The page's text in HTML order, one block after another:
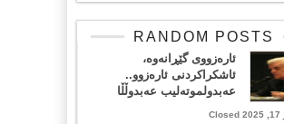
RANDOM POSTS
ئارەزووی گێڕانەوە،
ئاشكراكردنی ئارەزوو..
عەبدولموتەلیب عەبدوڵڵا